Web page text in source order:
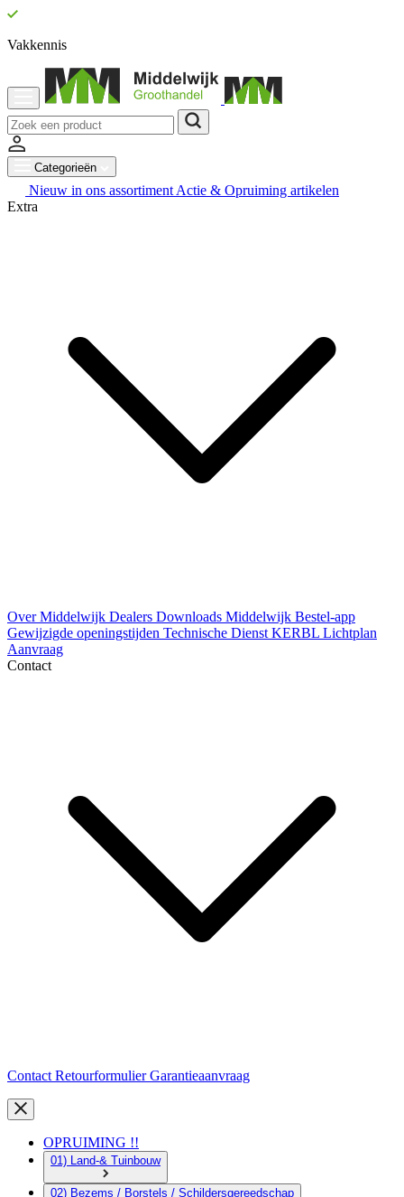
Vakkennis
Categorieën
Nieuw in ons assortiment Actie & Opruiming artikelen
Extra
Over Middelwijk Dealers Downloads Middelwijk Bestel-app
Gewijzigde openingstijden Technische Dienst KERBL Lichtplan
Aanvraag
Contact
Contact RetourformulierGarantieaanvraag
OPRUIMING !!
01) Land-& Tuinbouw
02) Bezems / Borstels / Schildersgereedschap